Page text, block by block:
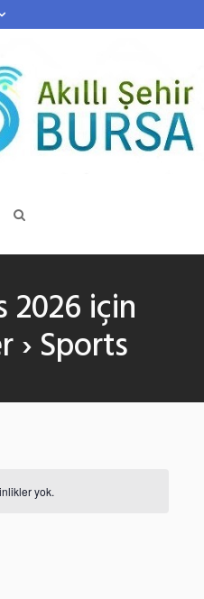
2026 için
› Sports
yok.